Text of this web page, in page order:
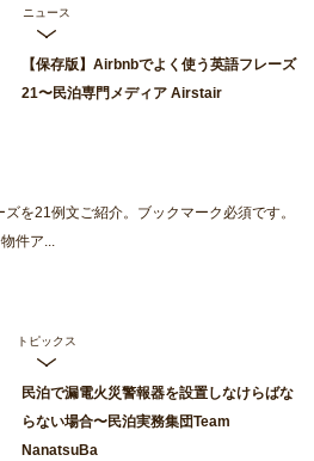
ニュース
【保存版】Airbnbでよく使う英語フレーズ
21〜民泊専門メディア Airstair
を21例文ご紹介。ブックマーク必須です。
件ア...
トピックス
民泊で漏電火災警報器を設置しなけらばな
らない場合〜民泊実務集団Team
NanatsuBa